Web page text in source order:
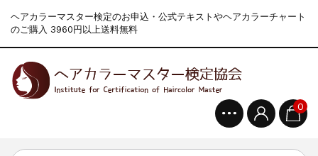
ヘアカラーマスター検定のお申込・公式テキストやヘアカラーチャート
のご購入 3960円以上送料無料
0